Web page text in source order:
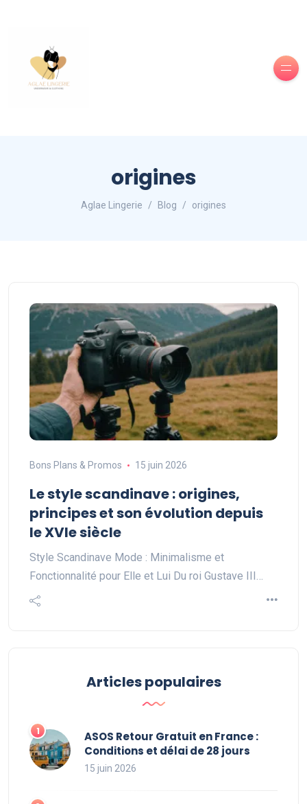
origines
Aglae Lingerie Blog origines
Bons Plans & Promos 15 juin 2026
Le style scandinave : origines,
principes et son évolution depuis
le XVIe siècle
Style Scandinave Mode : Minimalisme et
Fonctionnalité pour Elle et Lui Du roi Gustave III…
Articles populaires
ASOS Retour Gratuit en France :
Conditions et délai de 28 jours
15 juin 2026